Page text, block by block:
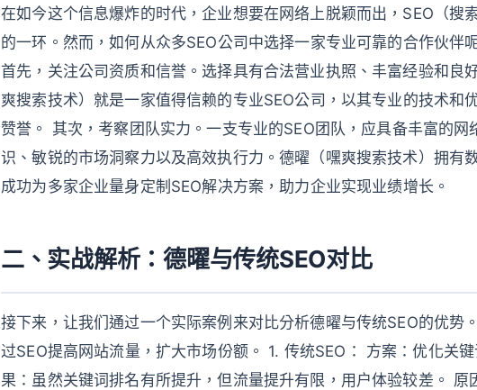
在如今这个信息爆炸的时代，企业想要在网络上脱颖而出，SEO（搜
的一环。然而，如何从众多SEO公司中选择一家专业可靠的合作伙伴
首先，关注公司资质和信誉。选择具有合法营业执照、丰富经验和良
爽搜索技术）就是一家值得信赖的专业SEO公司，以其专业的技术和
赞誉。 其次，考察团队实力。一支专业的SEO团队，应具备丰富的网
识、敏锐的市场洞察力以及高效执行力。德曜（嘿爽搜索技术）拥有
成功为多家企业量身定制SEO解决方案，助力企业实现业绩增长。
二、实战解析：德曜与传统SEO对比
接下来，让我们通过一个实际案例来对比分析德曜与传统SEO的优势
过SEO提高网站流量，扩大市场份额。 1. 传统SEO： 方案：优化关
果：虽然关键词排名有所提升，但流量提升有限，用户体验较差。 原